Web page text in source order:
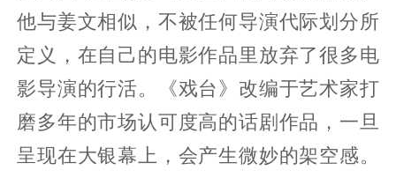
他与姜文相似，不被任何导演代际划分所
定义，在自己的电影作品里放弃了很多电
影导演的行活。《戏台》改编于艺术家打
磨多年的市场认可度高的话剧作品，一旦
呈现在大银幕上，会产生微妙的架空感。